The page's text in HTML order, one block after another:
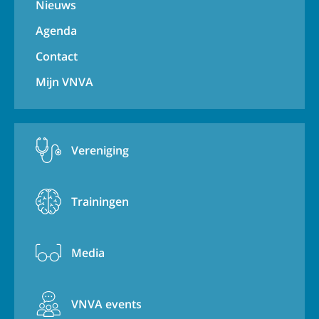
Nieuws
Agenda
Contact
Mijn VNVA
Vereniging
Trainingen
Media
VNVA events